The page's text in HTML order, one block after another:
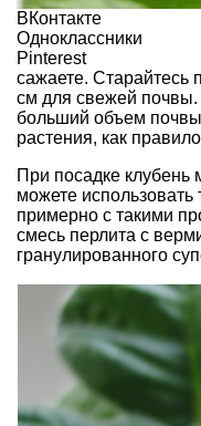
ВКонтакте
Одноклассники
Pinterest
сажаете. Старайтесь
см для свежей почвы.
больший объем почвы
растения, как
При посадке
можете использовать
примерно с такими
смесь перлита с
гранулированного